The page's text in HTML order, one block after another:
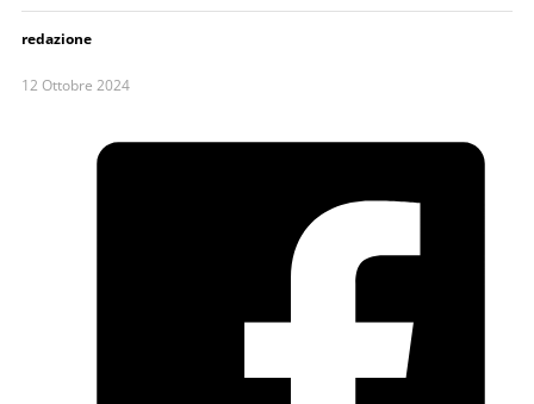
redazione
12 Ottobre 2024